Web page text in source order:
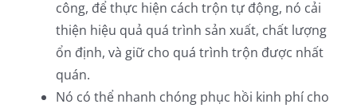
công, để thực hiện cách trộn tự động, nó cải
thiện hiệu quả quá trình sản xuất, chất lượng
ổn định, và giữ cho quá trình trộn được nhất
quán.
Nó có thể nhanh chóng phục hồi kinh phí cho